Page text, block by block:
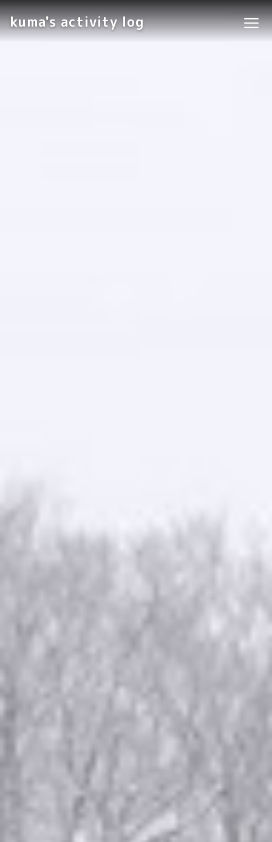
kuma's activity log